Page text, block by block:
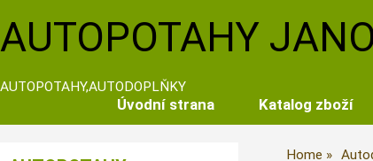
AUTOPOTAHY
AUTOPOTAHY,AUTODOPLŇKY
Úvodní strana Katalog zboží
Home